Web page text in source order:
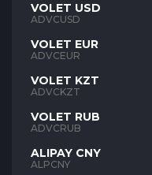
VOLET USD
ADVCUSD
VOLET EUR
ADVCEUR
VOLET KZT
ADVCKZT
VOLET RUB
ADVCRUB
ALIPAY CNY
ALPCNY